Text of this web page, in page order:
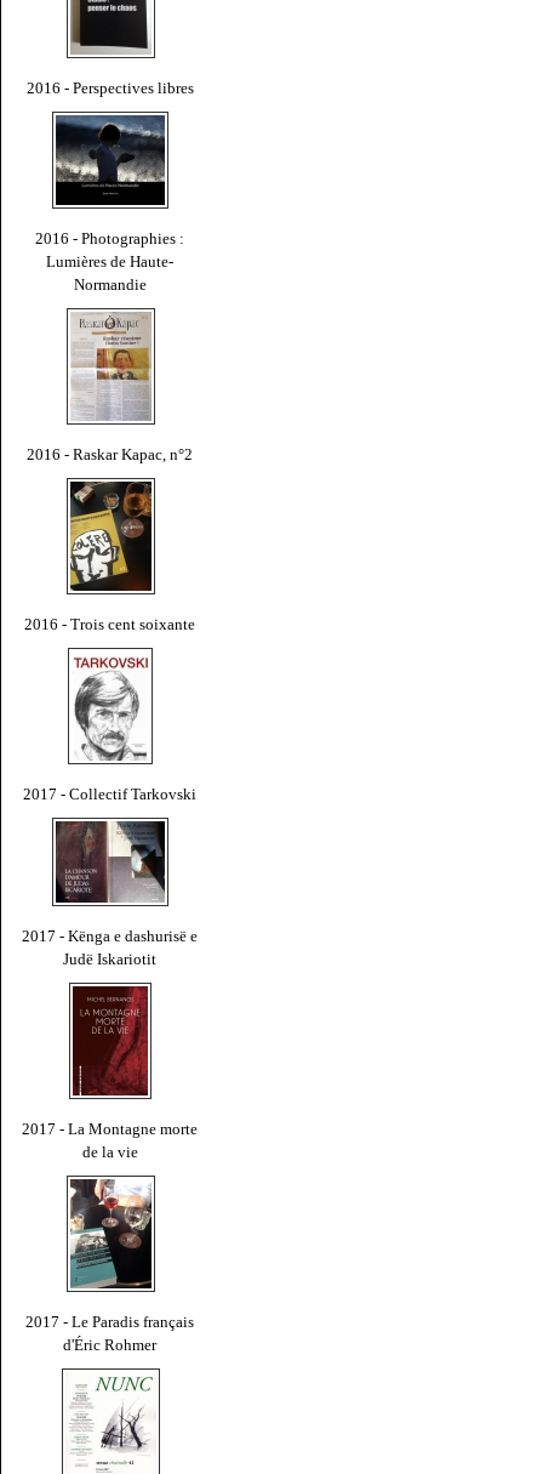
2016 - Perspectives libres
2016 - Photographies :
Lumières de Haute-
Normandie
2016 - Raskar Kapac, n°2
2016 - Trois cent soixante
2017 - Collectif Tarkovski
2017 - Kënga e dashurisë e
Judë Iskariotit
2017 - La Montagne morte
de la vie
2017 - Le Paradis français
d'Éric Rohmer